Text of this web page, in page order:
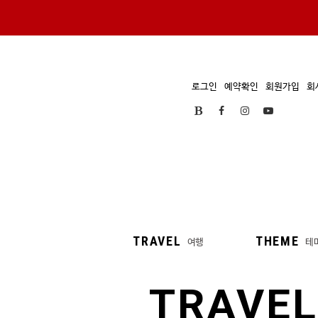
로그인 예약확인 회원가입 회
TRAVEL 여행 THEME 테